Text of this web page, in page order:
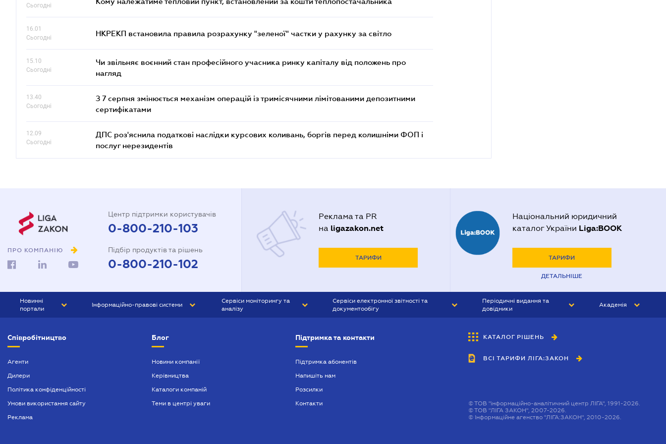
Сьогодні
16.01
Сьогодні
НКРЕКП встановила правила розрахунку "зеленої" частки у рахунку за світло
15.10
Сьогодні
Чи звільняє воєнний стан професійного учасника ринку капіталу від положень про
нагляд
13.40
Сьогодні
З 7 серпня змінюється механізм операцій із тримісячними лімітованими депозитними
сертифікатами
12.09
Сьогодні
ДПС роз'яснила податкові наслідки курсових коливань, боргів перед колишніми ФОП і
послуг нерезидентів
ПРО КОМПАНІЮ
Центр підтримки користувачів
0-800-210-103
Підбір продуктів та рішень
0-800-210-102
Реклама та PR
на ligazakon.net
ТАРИФИ
Національний юридичний
каталог України Liga:BOOK
ТАРИФИ
ДЕТАЛЬНІШЕ
Новинні
портали
БІЗНЕС
Інформаційно-правові системи
БУХГАЛТЕР ПРОФ
Сервіси моніторингу та
аналізу
Сервіси електронної звітності та
документообігу
Періодичні видання та
довідники
БУХГАЛТЕР&ЗАКОН
ВІСНИК МСФЗ
Академія
Співробітництво
Агенти
Дилери
Політика конфіденційності
Умови використання сайту
Реклама
Блог
Новини компанії
Керівництва
Каталоги компаній
Теми в центрі уваги
Підтримка та контакти
Підтримка абонентів
Напишіть нам
Розсилки
Контакти
КАТАЛОГ РІШЕНЬ
ВСІ ТАРИФИ ЛІГА:ЗАКОН
©ТОВ "інформаційно-аналітичний центр ЛІГА", 1991-2026.
©ТОВ "ЛІГА ЗАКОН", 2007-2026.
© Інформаційне агенство "ЛІГА:ЗАКОН", 2010-2026.